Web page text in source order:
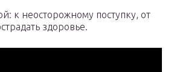
к неосторожному поступку, от
здоровье.